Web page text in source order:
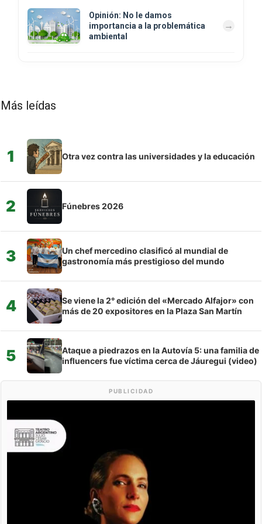
Opinión: No le damos
importancia a la problemática
ambiental
Más leídas
1 Otra vez contra las universidades y la educación
2 Fúnebres 2026
3
Un chef mercedino clasificó al mundial de
gastronomía más prestigioso del mundo
4
Se viene la 2° edición del «Mercado Alfajor» con
más de 20 expositores en la Plaza San Martín
5
Ataque a piedrazos en la Autovía 5: una familia de
influencers fue víctima cerca de Jáuregui (video)
PUBLICIDAD